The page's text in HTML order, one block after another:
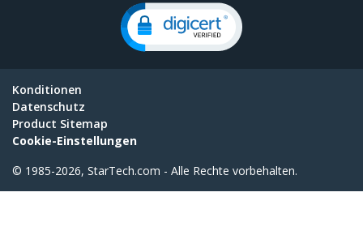
Konditionen
Datenschutz
Product Sitemap
Cookie-Einstellungen
© 1985-2026, StarTech.com - Alle Rechte vorbehalten.